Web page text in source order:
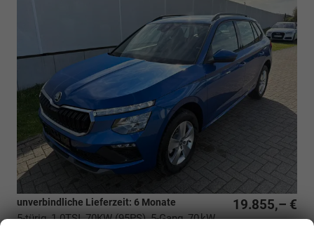
19.855,– €
unverbindliche Lieferzeit: 6 Monate
5-türig, 1.0TSI, 70KW (95PS), 5-Gang, 70 kW